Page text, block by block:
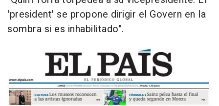
'president' se propone dirigir el Govern en la
sombra si es inhabilitado".